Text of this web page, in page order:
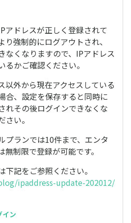
アドレスが正しく登録されて
り強制的にログアウトされ、
なくなりますので、IPアドレス
かご確認ください。
以外から現在アクセスしている
合、設定を保存すると同時に
れその後ログインできなくな
さい。
プランでは10件まで、エンタ
制限で登録が可能です。
下記をご参照ください。
ipaddress-update-202012/
イン